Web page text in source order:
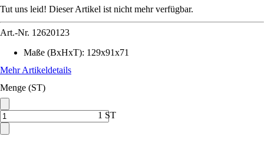
Tut uns leid! Dieser Artikel ist nicht mehr verfügbar.
Art.-Nr. 12620123
Maße (BxHxT): 129x91x71
Mehr Artikeldetails
Menge (ST)
1 ST